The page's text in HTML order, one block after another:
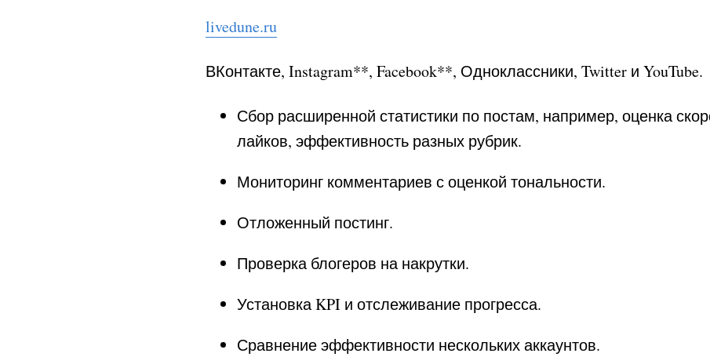
livedune.ru
ВКонтакте, Instagram**, Facebook**, Одноклассники, Twitter и YouTube.
Сбор расширенной статистики по постам, например, оценка
лайков, эффективность разных рубрик.
Мониторинг комментариев с оценкой тональности.
Отложенный постинг.
Проверка блогеров на накрутки.
Установка KPI и отслеживание прогресса.
Сравнение эффективности нескольких аккаунтов.